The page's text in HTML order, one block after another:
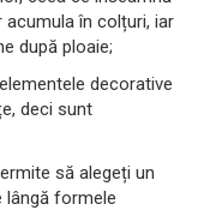
în colțuri, iar
după ploaie;
decorative
deci sunt
să alegeți un
lângă formele